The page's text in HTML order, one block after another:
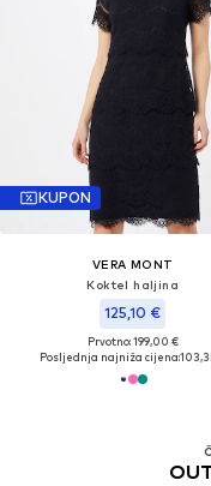
KUPON
VERA MONT
Koktel haljina
125,10 €
Prvotno: 199,00 €
Posljednja najniža cijena: